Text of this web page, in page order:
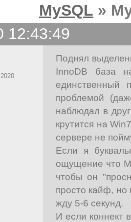
MySQL »
12:43:49
Поднял
InnoDB база
единственный
проблемой
наблюдал в
крутится на
сервере не
Если я
ощущение что
чтобы он
просто кайф, но
жду 5-6 секунд.
И если коннект